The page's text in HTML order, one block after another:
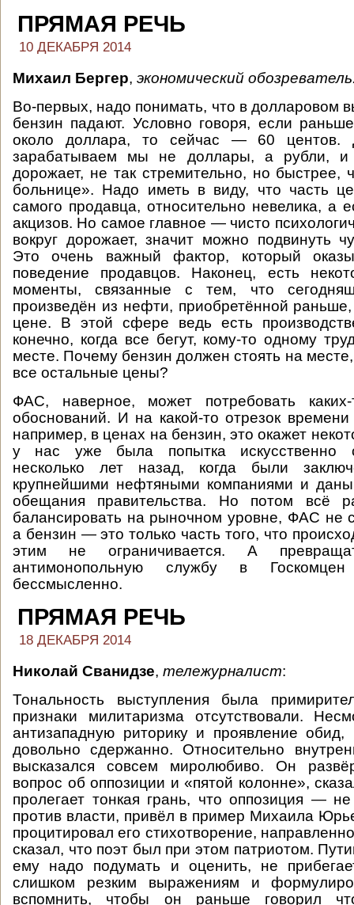
ПРЯМАЯ РЕЧЬ
10 ДЕКАБРЯ 2014
Михаил Бергер, экономический
Во-первых, надо понимать, что в долларовом
бензин падают. Условно говоря, если
около доллара, то сейчас — 60 центов.
зарабатываем мы не доллары, а рубли, и
дорожает, не так стремительно, но быстрее,
больнице». Надо иметь в виду, что часть
самого продавца, относительно невелика, а
акцизов. Но самое главное — чисто
вокруг дорожает, значит можно подвинуть
Это очень важный фактор, который
поведение продавцов. Наконец, есть
моменты, связанные с тем, что
произведён из нефти, приобретённой
цене. В этой сфере ведь есть
конечно, когда все бегут, кому-то одному
месте. Почему бензин должен стоять на
все остальные цены?
ФАС, наверное, может потребовать
обоснований. И на какой-то отрезок
например, в ценах на бензин, это окажет
у нас уже была попытка искусственно
несколько лет назад, когда были
крупнейшими нефтяными компаниями и даны
обещания правительства. Но потом всё
балансировать на рыночном уровне, ФАС не
а бензин — это только часть того, что
этим не ограничивается. А
антимонопольную службу в
бессмысленно.
ПРЯМАЯ РЕЧЬ
18 ДЕКАБРЯ 2014
Николай Сванидзе, тележурналист:
Тональность выступления была
признаки милитаризма отсутствовали.
антизападную риторику и проявление
довольно сдержанно. Относительно
высказался совсем миролюбиво. Он
вопрос об оппозиции и «пятой колонне»,
пролегает тонкая грань, что оппозиция —
против власти, привёл в пример Михаила
процитировал его стихотворение,
сказал, что поэт был при этом патриотом.
ему надо подумать и оценить, не
слишком резким выражениям и
вспомнить, чтобы он раньше говорил